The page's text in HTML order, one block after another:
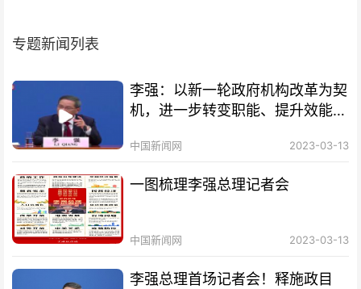
专题新闻列表
李强：以新一轮政府机构改革为契
机，进一步转变职能、提升效能、
中国新闻网 2023-03-13
一图梳理李强总理记者会
中国新闻网 2023-03-13
李强总理首场记者会！释施政目